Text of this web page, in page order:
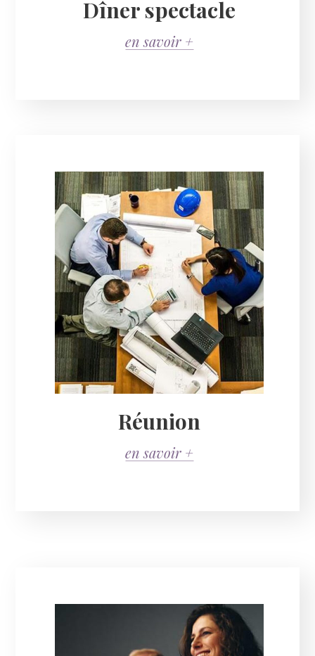
Dîner spectacle
en savoir +
Réunion
en savoir +